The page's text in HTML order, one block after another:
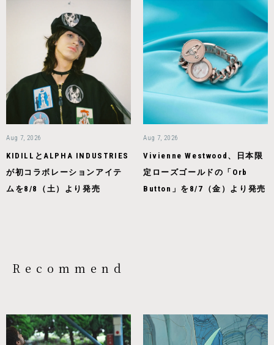
Aug 7, 2026
KIDILLとALPHA INDUSTRIES
が初コラボレーションアイテ
ムを8/8（土）より発売
Aug 7, 2026
Vivienne Westwood、日本限
定ローズゴールドの「Orb
Button」を8/7（金）より発売
Recommend